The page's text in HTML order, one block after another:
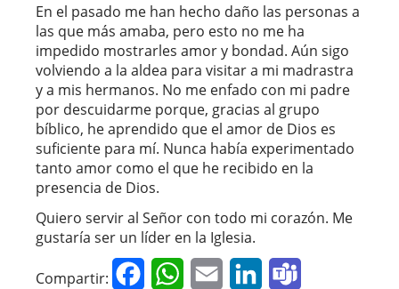
En el pasado me han hecho daño las personas a
las que más amaba, pero esto no me ha
impedido mostrarles amor y bondad. Aún sigo
volviendo a la aldea para visitar a mi madrastra
y a mis hermanos. No me enfado con mi padre
por descuidarme porque, gracias al grupo
bíblico, he aprendido que el amor de Dios es
suficiente para mí. Nunca había experimentado
tanto amor como el que he recibido en la
presencia de Dios.
Quiero servir al Señor con todo mi corazón. Me
gustaría ser un líder en la Iglesia.
Compartir: FacebookWhatsApp
Email LinkedIn